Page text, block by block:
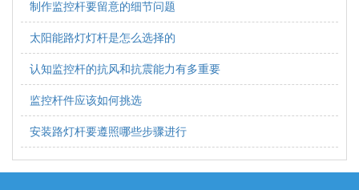
制作监控杆要留意的细节问题
太阳能路灯灯杆是怎么选择的
认知监控杆的抗风和抗震能力有多重要
监控杆件应该如何挑选
安装路灯杆要遵照哪些步骤进行